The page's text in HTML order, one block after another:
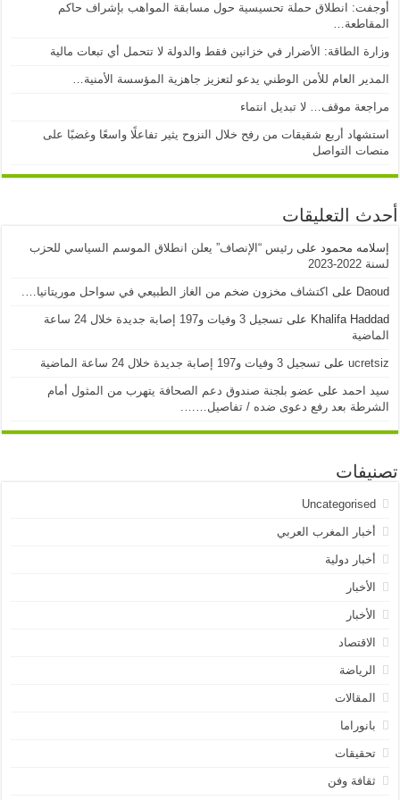
أوجفت: انطلاق حملة تحسيسية حول مسابقة المواهب بإشراف حاكم
المقاطعة…
وزارة الطاقة: الأضرار في خزانين فقط والدولة لا تتحمل أي تبعات مالية
المدير العام للأمن الوطني يدعو لتعزيز جاهزية المؤسسة الأمنية…
مراجعة موقف… لا تبديل انتماء
استشهاد أربع شقيقات من رفح خلال النزوح يثير تفاعلًا واسعًا وغضبًا على
منصات التواصل
أحدث التعليقات
إسلامه محمود علىرئيس “الإنصاف” يعلن انطلاق الموسم السياسي للحزب
لسنة 2022-2023
Daoud على اكتشاف مخزون ضخم من الغاز الطبيعي في سواحل موريتانيا….
Khalifa Haddad على
تسجيل 3 وفيات و197 إصابة جديدة خلال 24 ساعة
الماضية
ucretsiz علىتسجيل 3 وفيات و197 إصابة جديدة خلال 24 ساعة الماضية
سيد احمد على عضو بلجنة صندوق دعم الصحافة يتهرب من المثول أمام
الشرطة بعد رفع دعوى ضده / تفاصيل…….
تصنيفات
Uncategorised
أخبار المغرب العربي
أخبار دولية
الأخبار
الأخبار
الاقتصاد
الرياضة
المقالات
بانوراما
تحقيقات
ثقافة وفن